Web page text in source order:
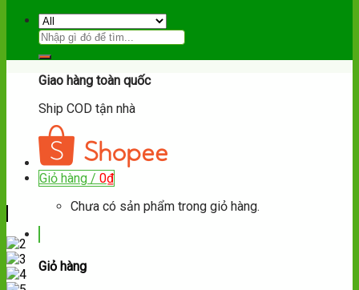
Hotline:092.102.83.84
Giao hàng toàn quốc
Ship COD tận nhà
Giỏ hàng / 0₫
Chưa có sản phẩm trong giỏ hàng.
Giỏ hàng